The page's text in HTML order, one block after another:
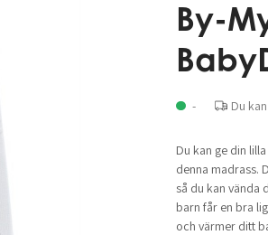
By-
- Du
Du kan ge din
denna madrass.
så du kan vända
barn får en bra
och värmer ditt